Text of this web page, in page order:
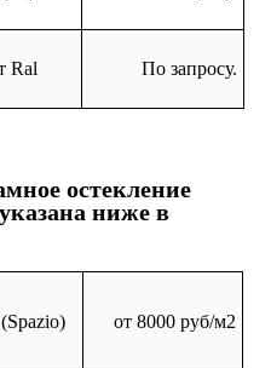
Ral По запросу.
остекление
ниже в
от 8000 руб/м2